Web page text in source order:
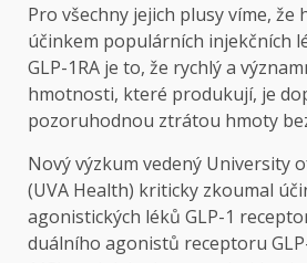
Pro všechny jejich plusy víme, že
účinkem populárních injekčních
GLP-1RA je to, že rychlý a
hmotnosti, které produkují, je
pozoruhodnou ztrátou hmoty
Nový výzkum vedený University
(UVA Health) kriticky zkoumal
agonistických léků GLP-1
duálního agonistů receptoru